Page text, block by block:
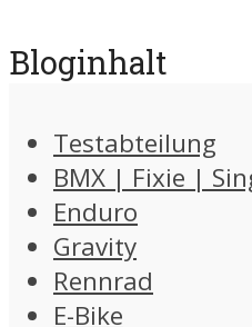
Bloginhalt
Testabteilung
BMX | Fixie |
Enduro
Gravity
Rennrad
E-Bike